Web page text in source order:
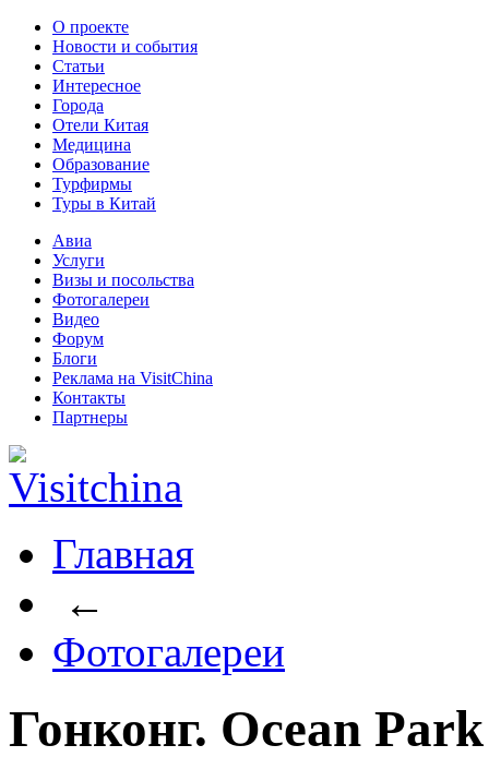
О проекте
Новости и события
Статьи
Интересное
Города
Отели Китая
Медицина
Образование
Турфирмы
Туры в Китай
Авиа
Услуги
Визы и посольства
Фотогалереи
Видео
Форум
Блоги
Реклама на VisitChina
Контакты
Партнеры
Главная
←
Фотогалереи
Гонконг. Ocean Park